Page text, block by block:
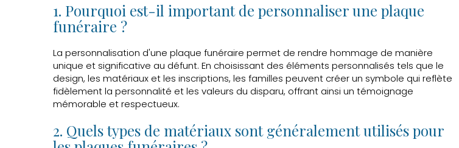
1. Pourquoi est-il important de personnaliser une plaque
funéraire ?
La personnalisation d'une plaque funéraire permet de rendre hommage de manière
unique et significative au défunt. En choisissant des éléments personnalisés tels que le
design, les matériaux et les inscriptions, les familles peuvent créer un symbole qui reflète
fidèlement la personnalité et les valeurs du disparu, offrant ainsi un témoignage
mémorable et respectueux.
2. Quels types de matériaux sont généralement utilisés pour